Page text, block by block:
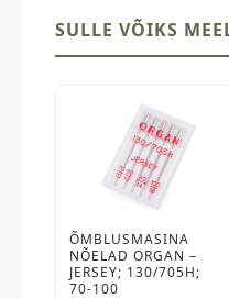
SULLE VÕIKS
ÕMBLUSMASINA
NÕELAD ORGAN –
JERSEY; 130/705H;
70-100